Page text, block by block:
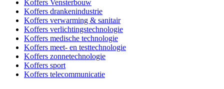
Koffers Vensterbouw
Koffers drankenindustrie
Koffers verwarming & sanitair
Koffers verlichtingstechnologie
Koffers medische technologie
Koffers meet- en testtechnologie
Koffers zonnetechnologie
Koffers sport
Koffers telecommunicatie